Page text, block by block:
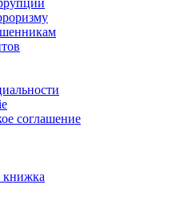
соглашение
книжка